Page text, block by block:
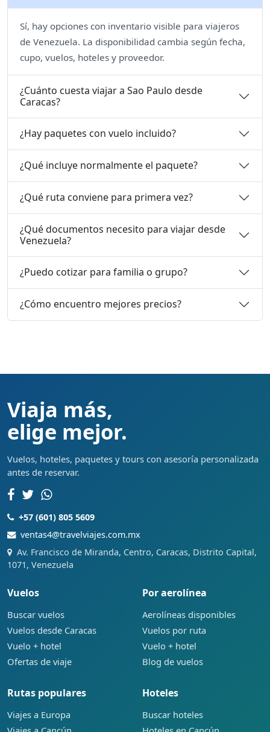
Sí, hay opciones con inventario visible para viajeros
de Venezuela. La disponibilidad cambia según fecha,
cupo, vuelos, hoteles y proveedor.
¿Cuánto cuesta viajar a Sao Paulo desde
Caracas?
¿Hay paquetes con vuelo incluido?
¿Qué incluye normalmente el paquete?
¿Qué ruta conviene para primera vez?
¿Qué documentos necesito para viajar desde
Venezuela?
¿Puedo cotizar para familia o grupo?
¿Cómo encuentro mejores precios?
Viaja más,
elige mejor.
Vuelos, hoteles, paquetes y tours con asesoría personalizada
antes de reservar.
+57 (601) 805 5609
ventas4@travelviajes.com.mx
Av. Francisco de Miranda, Centro, Caracas, Distrito Capital,
1071, Venezuela
Vuelos
Buscar vuelos
Vuelos desde Caracas
Vuelo + hotel
Ofertas de viaje
Por aerolínea
Aerolíneas disponibles
Vuelos por ruta
Vuelo + hotel
Blog de vuelos
Rutas populares
Viajes a Europa
Hoteles
Buscar hoteles